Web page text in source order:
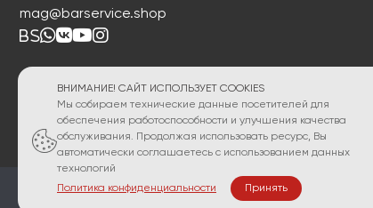
mag@barservice.shop
ПОЛИТИКА КОНФИДЕНЦИАЛЬНОСТИ
ВНИМАНИЕ! САЙТ ИСПОЛЬЗУЕТ COOKIES
Мы собираем технические данные посетителей для
обеспечения работоспособности и улучшения качества
обслуживания. Продолжая использовать ресурс, Вы
автоматически соглашаетесь с использованием данных
технологий
Политика конфиденциальности
Принять